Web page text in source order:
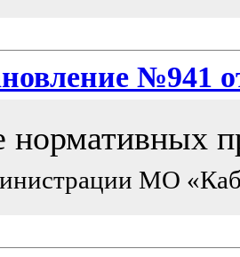
№941
нормативных
МО